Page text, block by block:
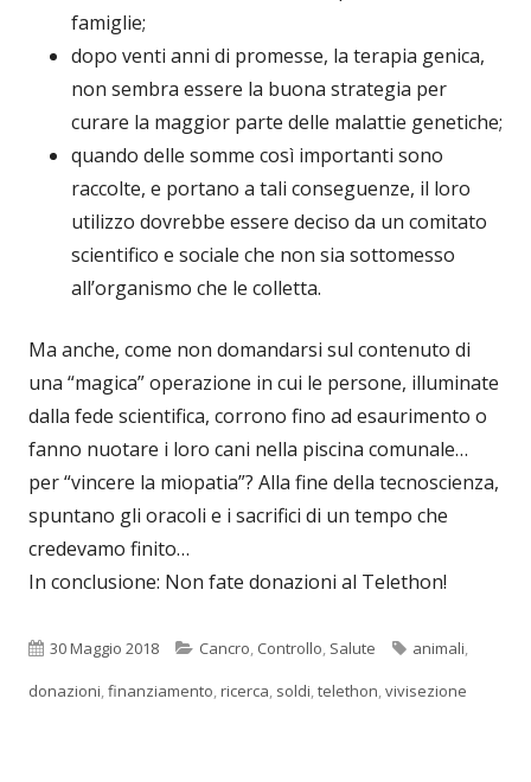
famiglie;
dopo venti anni di promesse, la terapia genica,
non sembra essere la buona strategia per
curare la maggior parte delle malattie genetiche;
quando delle somme così importanti sono
raccolte, e portano a tali conseguenze, il loro
utilizzo dovrebbe essere deciso da un comitato
scientifico e sociale che non sia sottomesso
all’organismo che le colletta.
Ma anche, come non domandarsi sul contenuto di
una “magica” operazione in cui le persone, illuminate
dalla fede scientifica, corrono fino ad esaurimento o
fanno nuotare i loro cani nella piscina comunale…
per “vincere la miopatia”? Alla fine della tecnoscienza,
spuntano gli oracoli e i sacrifici di un tempo che
credevamo finito…
In conclusione: Non fate donazioni al Telethon!
Pubblicato
30 Maggio 2018 Categorie
Cancro, Controllo, Salute Tag
animali,
donazioni,finanziamento,ricerca, soldi,telethon,vivisezione